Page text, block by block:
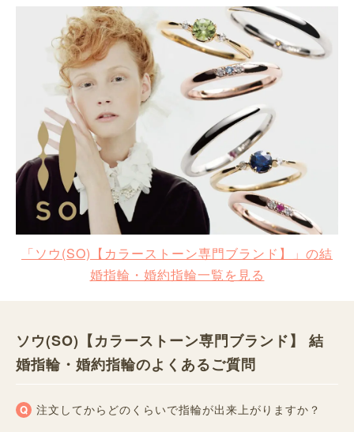
「ソウ(SO)【カラーストーン専門ブランド】」の結
婚指輪・婚約指輪一覧を見る
ソウ(SO)【カラーストーン専門ブランド】 結
婚指輪・婚約指輪のよくあるご質問
注文してからどのくらいで指輪が出来上がりますか？